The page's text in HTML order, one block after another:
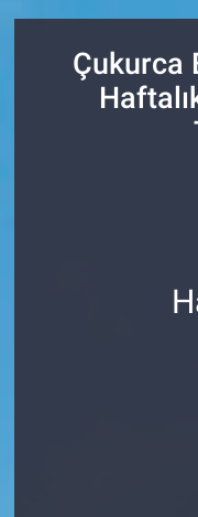
Çukurca
SAĞLIK
DİĞER
Süper Lig Puan
Tüm Manşetler
Son Dakika